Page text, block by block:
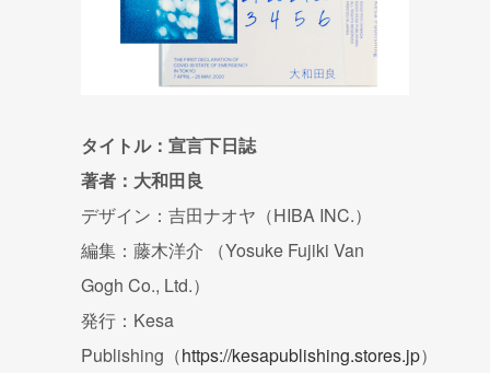
タイトル：宣言下日誌
著者：大和田良
デザイン：吉田ナオヤ（HIBA INC.）
編集：藤木洋介 （Yosuke Fujiki Van
Gogh Co., Ltd.）
発行：Kesa
Publishing（https://kesapublishing.stores.jp）